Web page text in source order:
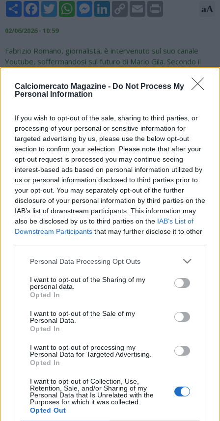
Calciomercato Magazine - Do Not Process My
Personal Information
If you wish to opt-out of the sale, sharing to third parties, or
processing of your personal or sensitive information for
targeted advertising by us, please use the below opt-out
section to confirm your selection. Please note that after your
opt-out request is processed you may continue seeing
interest-based ads based on personal information utilized by
us or personal information disclosed to third parties prior to
your opt-out. You may separately opt-out of the further
disclosure of your personal information by third parties on the
IAB’s list of downstream participants. This information may
also be disclosed by us to third parties on the IAB’s List of
Downstream Participants that may further disclose it to other
Personal Data Processing Opt Outs
I want to opt-out of the Sharing of my
personal data.
Opted In
I want to opt-out of the Sale of my
Personal Data.
Opted In
I want to opt-out of processing my
Personal Data for Targeted Advertising.
Opted In
I want to opt-out of Collection, Use,
Retention, Sale, and/or Sharing of my
Personal Data that Is Unrelated with the
Purposes for which it was collected.
Opted Out
Share FacebookTwitterWhatsAppMessengerLinkedInCopy
Link
Email aA
02/06/2026 - 10:59
Fabrizio Romano, giornalista, è intervenuto sul suo canale
Youtube, soffermandosi sul futuro di Mario Gila. Secondo il
a costo di arrivare alla naturale scadenza, con la possibilità di
perderlo a parametro zero a partire da gennaio 2027. Il
Da parte sua, lo spagnolo sarebbe tentato di accasarsi in
azzurro per disputare la Champions League. I biancocelesti
alzano un muro: non vogliono privarsi facilmente del giocatore.
Gila è considerato una pedina importante del progetto
tecnico. La situazione resta dunque in evoluzione nei prossimi
mesi di mercato, con possibili sviluppi legati alle strategie dei
club interessati e del stesso giocatore.
VAI ALLA VERSIONE CLASSICA
Il materiale (testo, foto e video) consultabile in questo portale è di nostra proprietà.
Alcune foto (screenshot) ed articoli presenti su "Calciomercato Magazine" sono in parte